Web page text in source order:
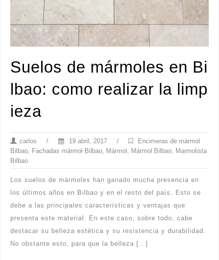
Suelos de mármoles en Bi
lbao: como realizar la limp
ieza
carlos / 19 abril, 2017 /
Encimeras de mármol
Bilbao
Fachadas mármol Bilbao Mármol Mármol Bilbao
Marmolista
Bilbao
Los suelos de mármoles han ganado mucha presencia en
los últimos años en Bilbao y en el resto del país. Esto se
debe a las principales características y ventajas que
presenta este material. En este caso, sobre todo, cabe
destacar su belleza estética y su resistencia y durabilidad.
No obstante esto, para que la belleza […]